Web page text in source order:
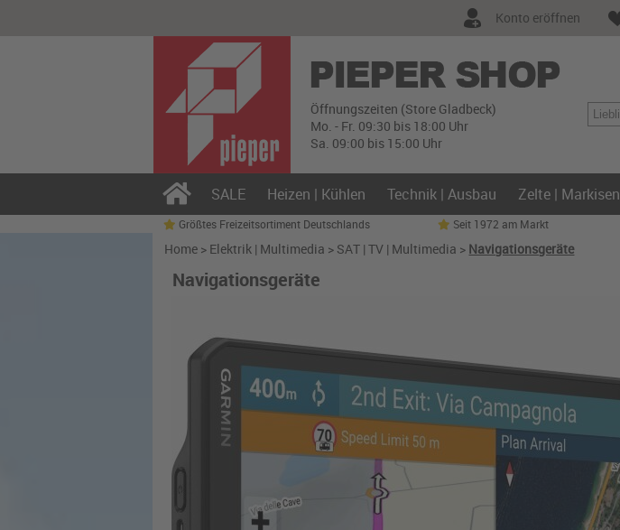
Konto eröffnen
Öffnungszeiten (Store Gladbeck)
Mo. - Fr. 09:30 bis 18:00 Uhr
Sa. 09:00 bis 15:00 Uhr
SALE Heizen | Kühlen Technik | Ausbau Zelte | Markisen
Größtes Freizeitsortiment Deutschlands Seit 1972 am Markt
Home > Elektrik | Multimedia > SAT | TV | Multimedia > Navigationsgeräte
Navigationsgeräte